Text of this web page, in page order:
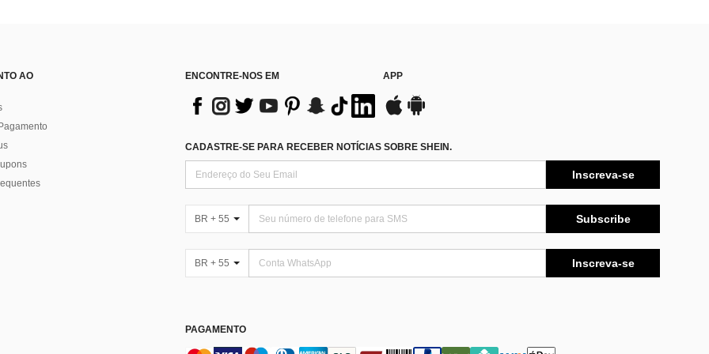
AO
ENCONTRE-NOS EM APP
CADASTRE-SE PARA RECEBER NOTÍCIAS SOBRE SHEIN.
Inscreva-se
BR + 55 Subscribe
BR + 55 Inscreva-se
PAGAMENTO